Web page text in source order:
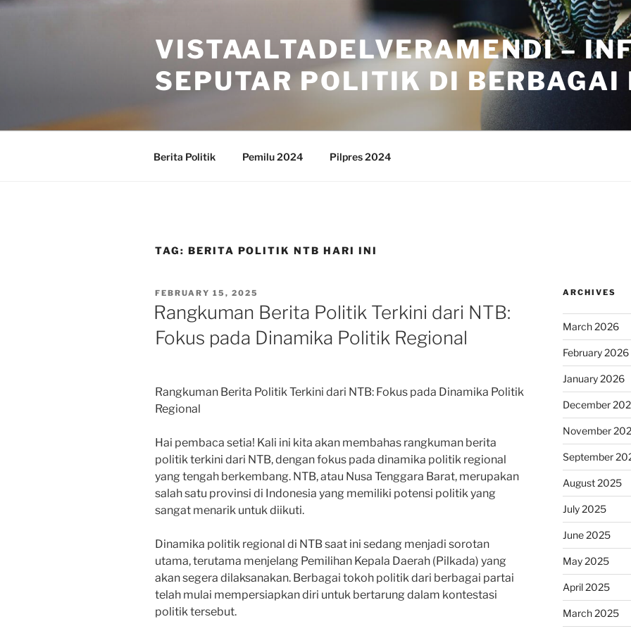
Skip
VISTAALTADELVERAMENDI –
SEPUTAR POLITIK DI BERBAGAI
Berita Politik Pemilu 2024 Pilpres 2024
TAG: BERITA POLITIK NTB HARI INI
POSTED
ON
FEBRUARY 15, 2025
Rangkuman Berita Politik Terkini dari NTB:
Fokus pada Dinamika Politik Regional
Rangkuman Berita Politik Terkini dari NTB: Fokus pada Dinamika Politik
Regional
Hai pembaca setia! Kali ini kita akan membahas rangkuman berita
politik terkini dari NTB, dengan fokus pada dinamika politik regional
yang tengah berkembang. NTB, atau Nusa Tenggara Barat, merupakan
salah satu provinsi di Indonesia yang memiliki potensi politik yang
sangat menarik untuk diikuti.
Dinamika politik regional di NTB saat ini sedang menjadi sorotan
utama, terutama menjelang Pemilihan Kepala Daerah (Pilkada) yang
akan segera dilaksanakan. Berbagai tokoh politik dari berbagai partai
telah mulai mempersiapkan diri untuk bertarung dalam kontestasi
politik tersebut.
ARCHIVES
March 2026
February 2026
January 2026
December
November
September
August 2025
July 2025
June 2025
May 2025
April 2025
March 2025